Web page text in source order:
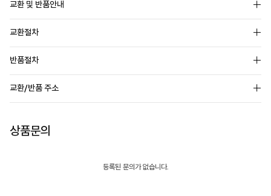
교환 및 반품안내
교환절차
반품절차
교환/반품 주소
상품문의
등록된 문의가 없습니다.